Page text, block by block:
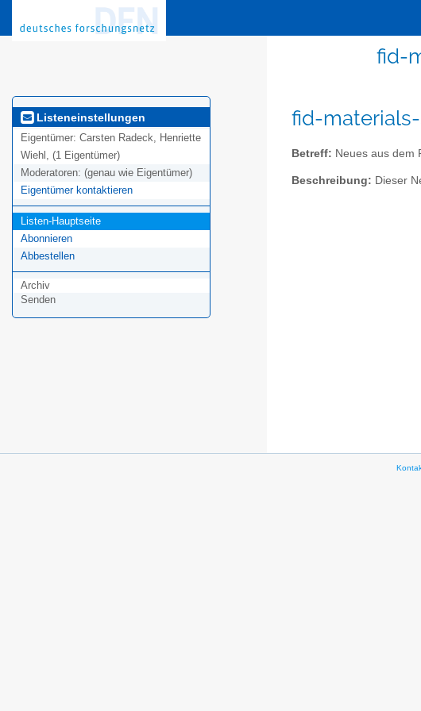
fid-
Listeneinstellungen
Eigentümer: Carsten Radeck, Henriette
Wiehl, (1 Eigentümer)
Moderatoren: (genau wie Eigentümer)
Eigentümer kontaktieren
Listen-Hauptseite
Abonnieren
Abbestellen
Archiv
Senden
fid-
Betreff: Neues aus dem
Beschreibung: Dieser